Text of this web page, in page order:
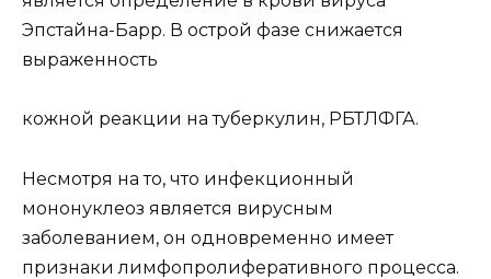
Эпстайна-Барр. В острой фазе снижается
выраженность
кожной реакции на туберкулин, РБТЛФГА.
Несмотря на то, что инфекционный
мононуклеоз является вирусным
заболеванием, он одновременно имеет
признаки лимфопролиферативного процесса.